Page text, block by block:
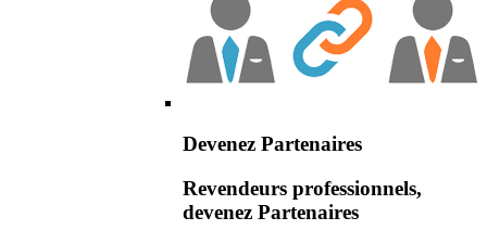
Devenez Partenaires
Revendeurs professionnels,
devenez Partenaires